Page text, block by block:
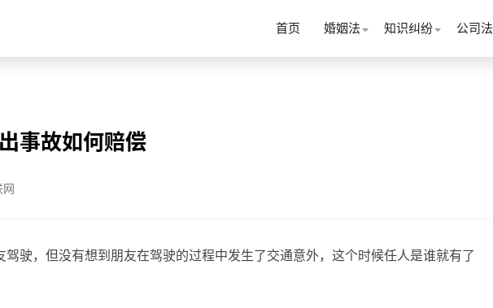
首页 婚姻法 知识纠纷 公司法
事故如何赔偿
网
驾驶，但没有想到朋友在驾驶的过程中发生了交通意外，这个时候任人是谁就有了